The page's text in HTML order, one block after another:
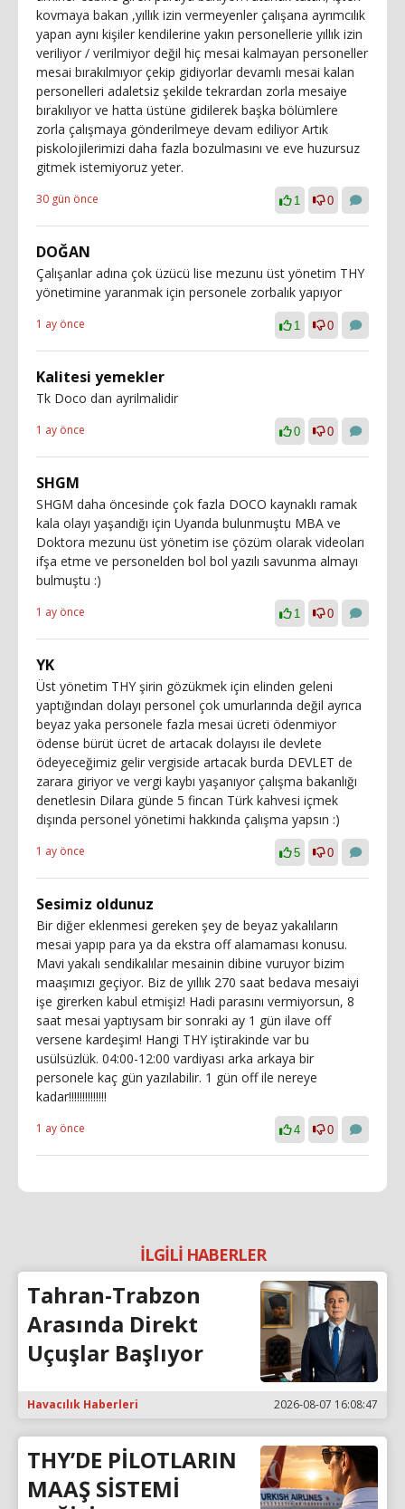
kovmaya bakan ,yıllık izin vermeyenler çalışana ayrımcılık
yapan aynı kişiler kendilerine yakın personellerie yıllık izin
veriliyor / verilmiyor değil hiç mesai kalmayan personeller
mesai bırakılmıyor çekip gidiyorlar devamlı mesai kalan
personelleri adaletsiz şekilde tekrardan zorla mesaiye
bırakılıyor ve hatta üstüne gidilerek başka bölümlere
zorla çalışmaya gönderilmeye devam ediliyor Artık
piskolojilerimizi daha fazla bozulmasını ve eve huzursuz
gitmek istemiyoruz yeter.
30 gün önce 1 0
DOĞAN
Çalışanlar adına çok üzücü lise mezunu üst yönetim THY
yönetimine yaranmak için personele zorbalık yapıyor
1 ay önce 1 0
Kalitesi yemekler
Tk Doco dan ayrilmalidir
1 ay önce 0 0
SHGM
SHGM daha öncesinde çok fazla DOCO kaynaklı ramak
kala olayı yaşandığı için Uyarıda bulunmuştu MBA ve
Doktora mezunu üst yönetim ise çözüm olarak videoları
ifşa etme ve personelden bol bol yazılı savunma almayı
bulmuştu :)
1 ay önce 1 0
YK
Üst yönetim THY şirin gözükmek için elinden geleni
yaptığından dolayı personel çok umurlarında değil ayrıca
beyaz yaka personele fazla mesai ücreti ödenmiyor
ödense bürüt ücret de artacak dolayısı ile devlete
ödeyeceğimiz gelir vergiside artacak burda DEVLET de
zarara giriyor ve vergi kaybı yaşanıyor çalışma bakanlığı
denetlesin Dilara günde 5 fincan Türk kahvesi içmek
dışında personel yönetimi hakkında çalışma yapsın :)
1 ay önce 5 0
Sesimiz oldunuz
Bir diğer eklenmesi gereken şey de beyaz yakalıların
mesai yapıp para ya da ekstra off alamaması konusu.
Mavi yakalı sendikalılar mesainin dibine vuruyor bizim
maaşımızı geçiyor. Biz de yıllık 270 saat bedava mesaiyi
işe girerken kabul etmişiz! Hadi parasını vermiyorsun, 8
saat mesai yaptıysam bir sonraki ay 1 gün ilave off
versene kardeşim! Hangi THY iştirakinde var bu
usülsüzlük. 04:00-12:00 vardiyası arka arkaya bir
personele kaç gün yazılabilir. 1 gün off ile nereye
kadar!!!!!!!!!!!!!!
1 ay önce 4 0
İLGİLİ HABERLER
Tahran-Trabzon
Arasında Direkt
Uçuşlar Başlıyor
Havacılık Haberleri 2026-08-07 16:08:47
THY’DE PİLOTLARIN
MAAŞ SİSTEMİ